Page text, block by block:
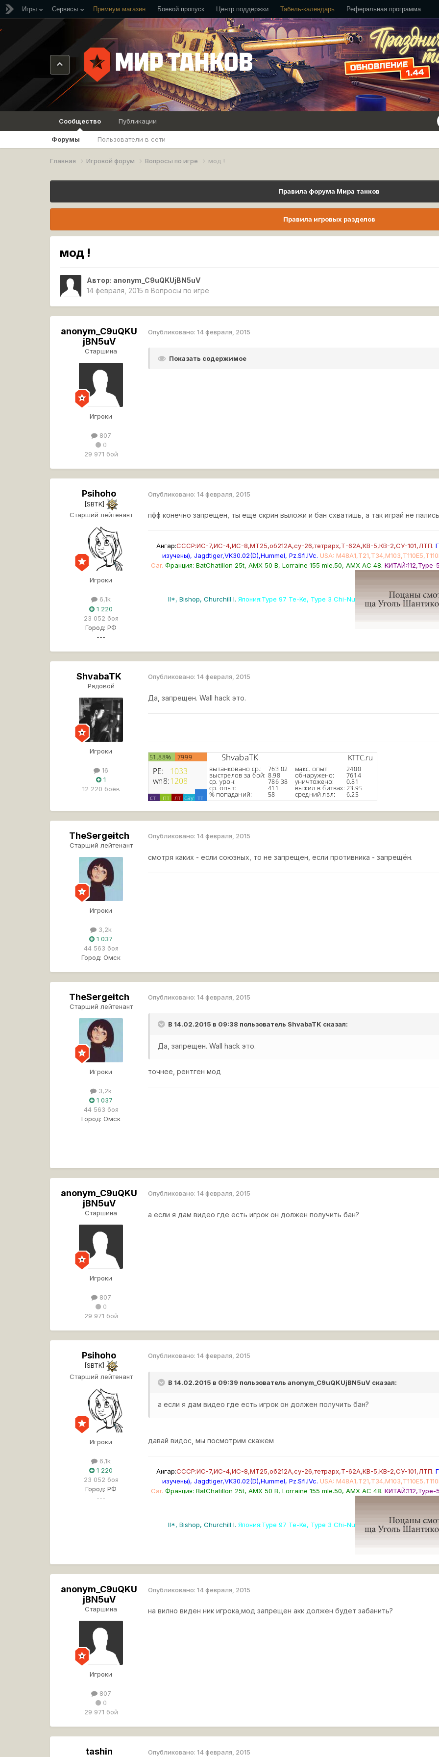
Игры Сервисы Премиум магазин Боевой пропуск Центр поддержки Табель-календарь Реферальная программа
Сообщество
Форумы Пользователи в сети
Публикации
Главная Игровой форум Вопросы по игре мод !
Правила форума Мира танков
Правила игровых разделов
мод !
Автор: anonym_C9uQKUjBN5uV
14 февраля, 2015 в Вопросы по игре
anonym_C9uQKU
jBN5uV
Старшина
Игроки
807
0
29 971 бой
Опубликовано:14 февраля, 2015
Показать содержимое
Psihoho
[SBTK]
Старший лейтенант
Игроки
6,1k
1 220
23 052 боя
Город: РФ
---
Опубликовано:14 февраля, 2015
пфф конечно запрещен, ты еще скрин выложи и бан схватишь, а так играй не
Ангар:СССР:ИС-7,ИС-4,ИС-8,МТ25,об212А,су-26,тетрарх,Т-62А,КВ-5,КВ-2,СУ-101,ЛТП.
изучены), Jagdtiger,VK30.02(D),Hummel, Pz.SfI.IVc. USA:
Car. Франция: BatChatillon 25t, AMX 50 B, Lorraine 155 mle.50, AMX AC 48.
II*, Bishop, Churchill I. Япония:Type 97 Te-Ke, Type 3 Chi-Nu
ShvabaTK
Рядовой
Игроки
16
1
12 220 боёв
Опубликовано:14 февраля, 2015
Да, запрещен. Wall hack это.
TheSergeitch
Старший лейтенант
Игроки
3,2k
1 037
44 563 боя
Город: Омск
Опубликовано:14 февраля, 2015
смотря каких - если союзных, то не запрещен, если противника - запрещён.
TheSergeitch
Старший лейтенант
Игроки
3,2k
1 037
44 563 боя
Город: Омск
Опубликовано:14 февраля, 2015
В 14.02.2015 в 09:38 пользователь ShvabaTK сказал:
Да, запрещен. Wall hack это.
точнее, рентген мод
anonym_C9uQKU
jBN5uV
Старшина
Игроки
807
0
29 971 бой
Опубликовано:14 февраля, 2015
а если я дам видео где есть игрок он должен получить бан?
Psihoho
[SBTK]
Старший лейтенант
Игроки
6,1k
1 220
23 052 боя
Город: РФ
---
Опубликовано:14 февраля, 2015
В 14.02.2015 в 09:39 пользовательanonym_C9uQKUjBN5uV сказал:
а если я дам видео где есть игрок он должен получить бан?
давай видос, мы посмотрим скажем
Ангар:СССР:ИС-7,ИС-4,ИС-8,МТ25,об212А,су-26,тетрарх,Т-62А,КВ-5,КВ-2,СУ-101,ЛТП.
изучены), Jagdtiger,VK30.02(D),Hummel, Pz.SfI.IVc. USA:
Car. Франция: BatChatillon 25t, AMX 50 B, Lorraine 155 mle.50, AMX AC 48.
II*, Bishop, Churchill I. Япония:Type 97 Te-Ke, Type 3 Chi-Nu
anonym_C9uQKU
jBN5uV
Старшина
Игроки
807
0
29 971 бой
Опубликовано:14 февраля, 2015
на вилно виден ник игрока,мод запрещен акк должен будет забанить?
tashin Опубликовано:14 февраля, 2015